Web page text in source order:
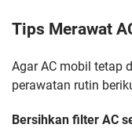
Tips Merawat
Agar AC mobil tetap
perawatan rutin
Bersihkan filter AC